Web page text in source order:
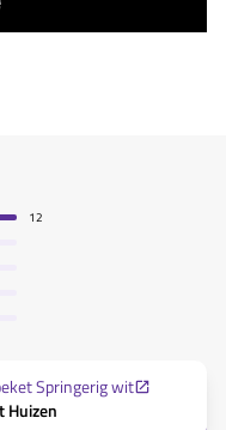
12
Springerig wit
Huizen